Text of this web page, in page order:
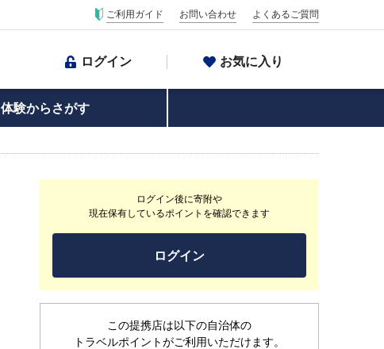
ご利用ガイド お問い合わせ よくあるご質問
ログイン お気に入り
験からさがす
ログイン後に寄附や
現在保有しているポイントを確認できます
ログイン
この提携店は以下の自治体の
トラベルポイントがご利用いただけます。